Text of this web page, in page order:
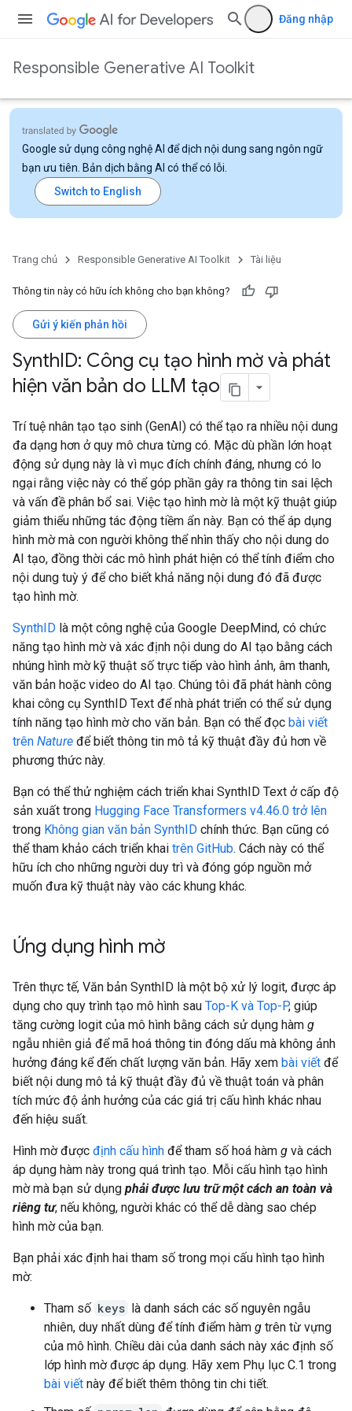
Đăng nhập
Responsible Generative AI Toolkit
Google sử dụng công nghệ AI để dịch nội dung sang ngôn ngữ
bạn ưu tiên. Bản dịch bằng AI có thể có lỗi.
Trang chủ Responsible Generative AI Toolkit Tài liệu
Thông tin này có hữu ích không cho bạn không?
Gửi ý kiến phản hồi
SynthID: Công cụ tạo hình mờ và phát
hiện văn bản do LLM tạo
Trí tuệ nhân tạo tạo sinh (GenAI) có thể tạo ra nhiều nội dung
đa dạng hơn ở quy mô chưa từng có. Mặc dù phần lớn hoạt
động sử dụng này là vì mục đích chính đáng, nhưng có lo
ngại rằng việc này có thể góp phần gây ra thông tin sai lệch
và vấn đề phân bổ sai. Việc tạo hình mờ là một kỹ thuật giúp
giảm thiểu những tác động tiềm ẩn này. Bạn có thể áp dụng
hình mờ mà con người không thể nhìn thấy cho nội dung do
AI tạo, đồng thời các mô hình phát hiện có thể tính điểm cho
nội dung tuỳ ý để cho biết khả năng nội dung đó đã được
tạo hình mờ.
SynthID là một công nghệ của Google DeepMind, có chức
năng tạo hình mờ và xác định nội dung do AI tạo bằng cách
nhúng hình mờ kỹ thuật số trực tiếp vào hình ảnh, âm thanh,
văn bản hoặc video do AI tạo. Chúng tôi đã phát hành công
khai công cụ SynthID Text để nhà phát triển có thể sử dụng
tính năng tạo hình mờ cho văn bản. Bạn có thể đọc bài viết
trên Nature để biết thông tin mô tả kỹ thuật đầy đủ hơn về
phương thức này.
Bạn có thể thử nghiệm cách triển khai SynthID Text ở cấp độ
sản xuất trong Hugging Face Transformers v4.46.0 trở lên
trong Không gian văn bản SynthID chính thức. Bạn cũng có
thể tham khảo cách triển khai trên GitHub. Cách này có thể
hữu ích cho những người duy trì và đóng góp nguồn mở
muốn đưa kỹ thuật này vào các khung khác.
Ứng dụng hình mờ
Trên thực tế, Văn bản SynthID là một bộ xử lý logit, được áp
dụng cho quy trình tạo mô hình sau Top-K và Top-P, giúp
tăng cường logit của mô hình bằng cách sử dụng hàm g
ngẫu nhiên giả để mã hoá thông tin đóng dấu mà không ảnh
hưởng đáng kể đến chất lượng văn bản. Hãy xem bài viết để
biết nội dung mô tả kỹ thuật đầy đủ về thuật toán và phân
tích mức độ ảnh hưởng của các giá trị cấu hình khác nhau
đến hiệu suất.
Hình mờ được định cấu hình để tham số hoá hàm g và cách
áp dụng hàm này trong quá trình tạo. Mỗi cấu hình tạo hình
mờ mà bạn sử dụng phải được lưu trữ một cách an toàn và
riêng tư, nếu không, người khác có thể dễ dàng sao chép
hình mờ của bạn.
Bạn phải xác định hai tham số trong mọi cấu hình tạo hình
mờ:
Tham số keys là danh sách các số nguyên ngẫu
nhiên, duy nhất dùng để tính điểm hàm g trên từ vựng
của mô hình. Chiều dài của danh sách này xác định số
lớp hình mờ được áp dụng. Hãy xem Phụ lục C.1 trong
bài viết này để biết thêm thông tin chi tiết.